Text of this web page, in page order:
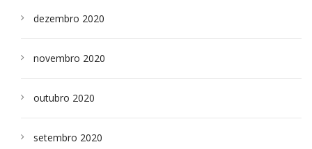
dezembro 2020
novembro 2020
outubro 2020
setembro 2020